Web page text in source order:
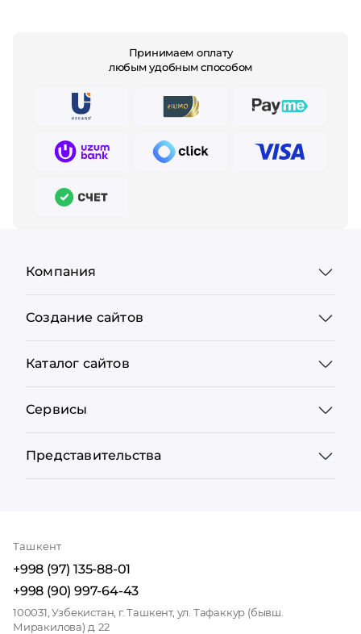
Принимаем оплату
любым удобным способом
Компания
Создание сайтов
Каталог сайтов
Сервисы
Представительства
Ташкент
+998 (97) 135-88-01
+998 (90) 997-64-43
100031, Узбекистан, г. Ташкент, ул. Тафаккур (бывш.
Миракилова) д. 22